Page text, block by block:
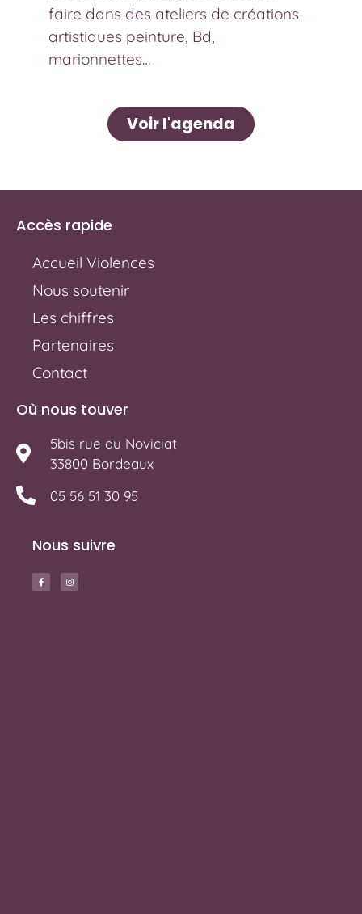
faire dans des ateliers de créations
artistiques peinture, Bd,
marionnettes…
Voir l'agenda
Accès rapide
Accueil Violences
Nous soutenir
Les chiffres
Partenaires
Contact
Où nous touver
5bis rue du Noviciat
33800 Bordeaux
05 56 51 30 95
Nous suivre